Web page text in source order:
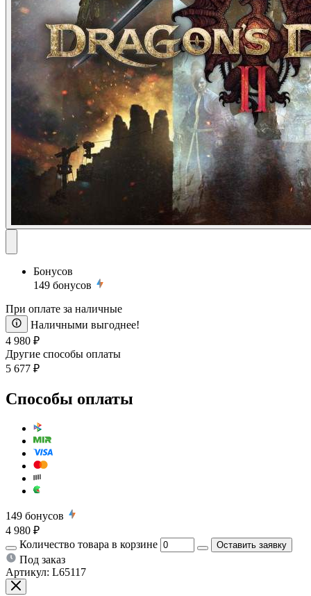
Бонусов
149 бонусов
При оплате за наличные
Наличными выгоднее!
4 980 ₽
Другие способы оплаты
5 677 ₽
Способы оплаты
149 бонусов
4 980 ₽
Количество товара в корзине
Оставить заявку
Под заказ
Артикул: L65117